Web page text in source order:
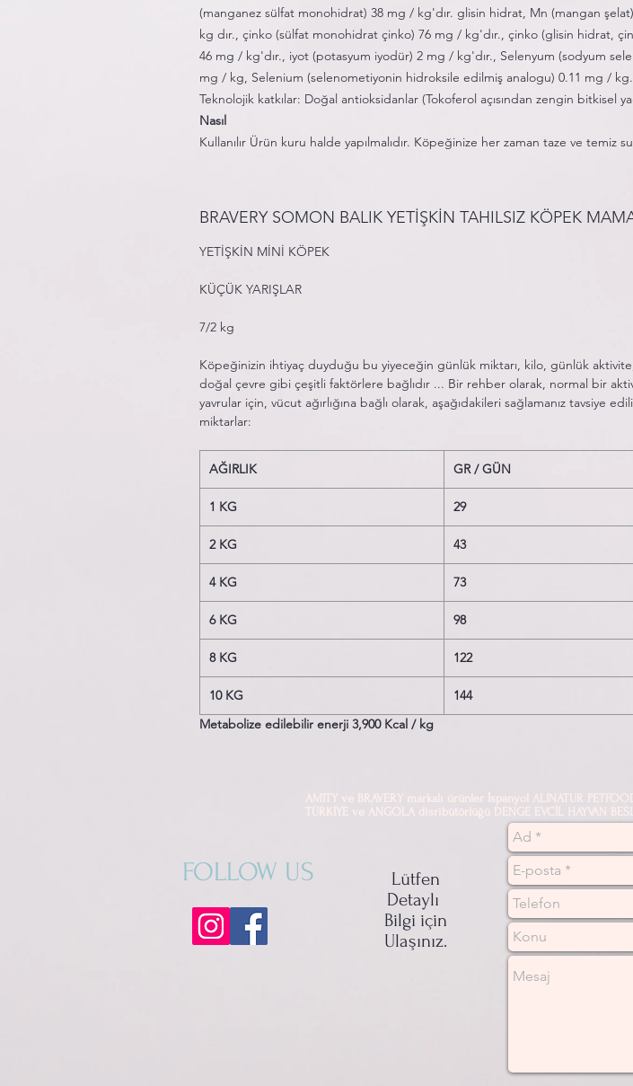
(manganez sülfat monohidrat) 38 mg / kg'dır. glisin hidrat, Mn (mangan
kg dır., çinko (sülfat monohidrat çinko) 76 mg / kg'dır., çinko (glisin hidrat,
46 mg / kg'dır., iyot (potasyum iyodür) 2 mg / kg'dır., Selenyum (sodyum
mg / kg, Selenium (selenometiyonin hidroksile edilmiş analogu) 0.11 mg / kg.
Teknolojik katkılar: Doğal antioksidanlar (Tokoferol açısından zengin bitkisel
Nasıl
Kullanılır Ürün kuru halde yapılmalıdır. Köpeğinize her zaman taze ve temiz su
BRAVERY SOMON BALIK YETİŞKİN TAHILSIZ KÖPEK
YETİŞKİN MİNİ KÖPEK
KÜÇÜK YARIŞLAR
7/2 kg
Köpeğinizin ihtiyaç duyduğu bu yiyeceğin günlük miktarı, kilo, günlük
doğal çevre gibi çeşitli faktörlere bağlıdır ... Bir rehber olarak, normal bir
yavrular için, vücut ağırlığına bağlı olarak, aşağıdakileri sağlamanız tavsiye
miktarlar:
AĞIRLIK GR / GÜN
1 KG 29
2 KG 43
4 KG 73
6 KG 98
8 KG 122
10 KG
144
Metabolize edilebilir enerji 3,900 Kcal / kg
AMITY ve BRAVERY markalı ürünler İspanyol ALINATUR
TÜRKİYE ve ANGOLA disribütörlüğü DENGE EVCİL HAYVAN
FOLLOW US
Lütfen
Detaylı
Bilgi için
Ulaşınız.